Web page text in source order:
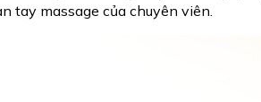
tay massage của chuyên viên.